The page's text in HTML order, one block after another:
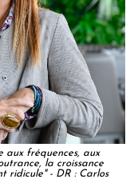
aux fréquences, aux
la croissance
ridicule" - DR : Carlos